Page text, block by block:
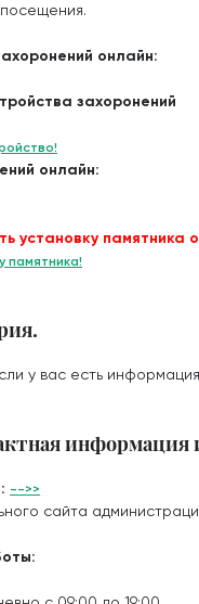
онлайн:
захоронений
онлайн:
установку памятника
памятника!
у вас есть
-->>
сайта